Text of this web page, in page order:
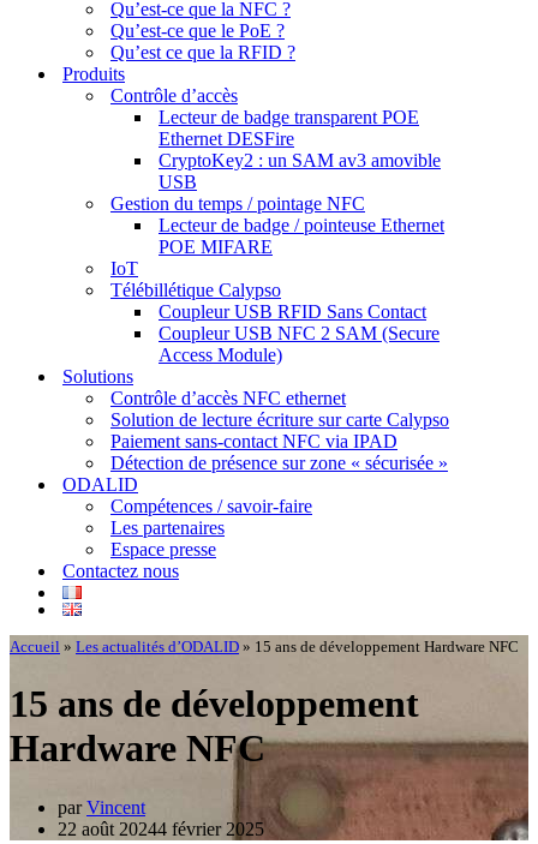
Qu’est-ce que la NFC ?
Qu’est-ce que le PoE ?
Qu’est ce que la RFID ?
Produits
Contrôle d’accès
Lecteur de badge transparent POE
Ethernet DESFire
CryptoKey2 : un SAM av3 amovible
USB
Gestion du temps / pointage NFC
Lecteur de badge / pointeuse Ethernet
POE MIFARE
IoT
Télébillétique Calypso
Coupleur USB RFID Sans Contact
Coupleur USB NFC 2 SAM (Secure
Access Module)
Solutions
Contrôle d’accès NFC ethernet
Solution de lecture écriture sur carte Calypso
Paiement sans-contact NFC via IPAD
Détection de présence sur zone « sécurisée »
ODALID
Compétences / savoir-faire
Les partenaires
Espace presse
Contactez nous
Accueil » Les actualités d’ODALID » 15 ans de développement Hardware NFC
15 ans de développement
Hardware NFC
parVincent
22 août 20244 février 2025